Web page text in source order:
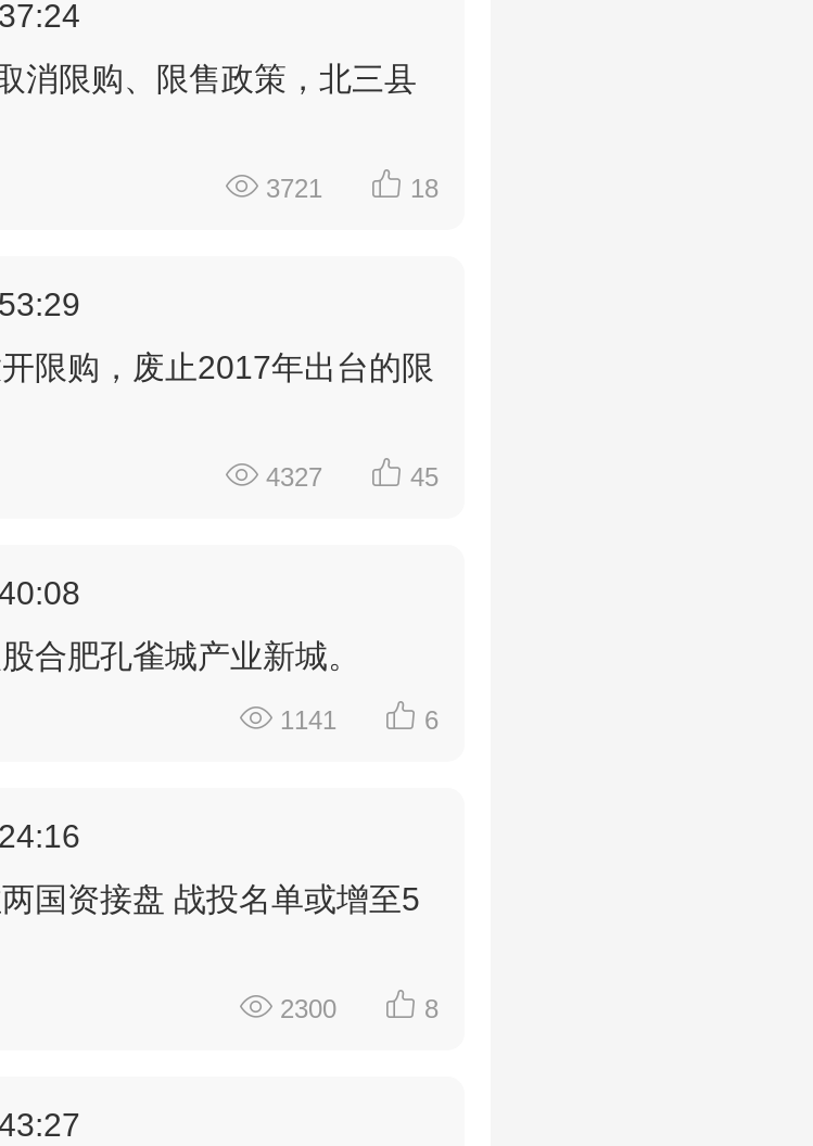
前把化解方案提交债委会审
增信措施就要求展期，很多机
，信托产品展期则需要受益人大
定。所以6.20这个时间节点大概
3721 18
限购，废止2017年出台的限
4327 45
合肥孔雀城产业新城。
1141 6
国资接盘 战投名单或增至5
2300 8